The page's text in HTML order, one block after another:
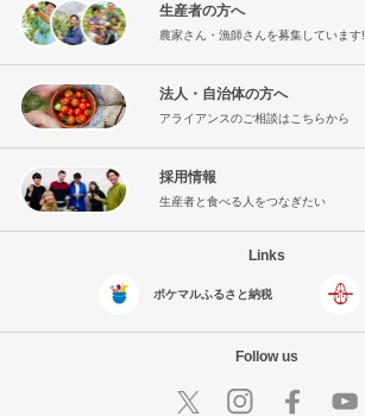
生産者の方へ
農家さん・漁師さんを募集しています!
法人・自治体の方へ
アライアンスのご相談はこちらから
採用情報
生産者と食べる人をつなぎたい
Links
ポケマルふるさと納税
Follow us